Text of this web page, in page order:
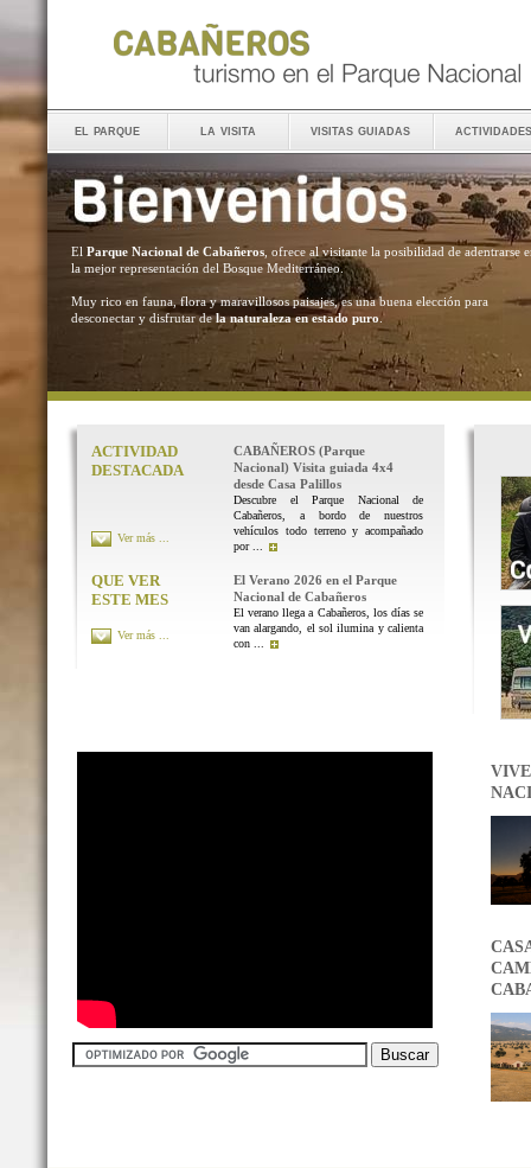
el parque la visita visitas guiadas actividades
El Parque Nacional de Cabañeros , ofrece al visitante la posibilidad de adentrarse
la mejor representación del Bosque Mediterráneo.
Muy rico en fauna, flora y maravillosos paisajes, es una buena elección para
desconectar y disfrutar dela naturaleza en estado puro .
ACTIVIDAD
DESTACADA
CABAÑEROS (Parque
Nacional) Visita guiada 4x4
desde Casa Palillos
Descubre el Parque Nacional de
Cabañeros, a bordo de nuestros
vehículos todo terreno y acompañado
por ...
Ver más ...
QUE VER
ESTE MES
El Verano 2026 en el Parque
Nacional de Cabañeros
El verano llega a Cabañeros, los días se
van alargando, el sol ilumina y calienta
con ...
Ver más ...